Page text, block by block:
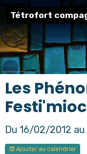
Tétrofort
Les
Du 16/02/2012
Ajouter au calendrier